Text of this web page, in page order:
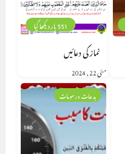
551 بار دیکھا گیا
نماز کی دعائیں
مئی 22, 2024
بدعات ورسومات